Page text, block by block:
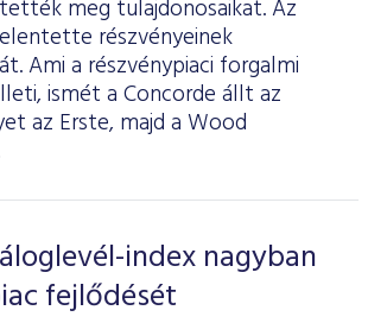
meg tulajdonosaikat. Az
részvényeinek
Ami a részvénypiaci forgalmi
ismét a Concorde állt az
az Erste, majd a Wood
index nagyban
fejlődését